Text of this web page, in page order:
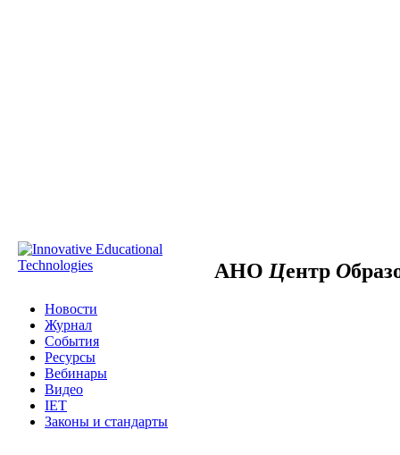
АНО Центр О
Новости
Журнал
События
Ресурсы
Вебинары
Видео
IET
Законы и стандарты